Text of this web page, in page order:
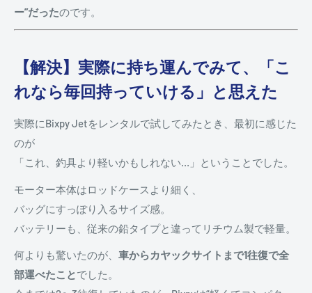
ー”だったのです。
【解決】実際に持ち運んでみて、「こ
れなら毎回持っていける」と思えた
実際にBixpy Jetをレンタルで試してみたとき、最初に感じた
のが
「これ、釣具より軽いかもしれない…」ということでした。
モーター本体はロッドケースより細く、
バッグにすっぽり入るサイズ感。
バッテリーも、従来の鉛タイプと違ってリチウム製で軽量。
何よりも驚いたのが、 車からカヤックサイトまで1往復で全
部運べたことでした。